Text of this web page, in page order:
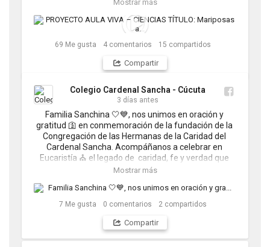
Isabella Bareño Báez
Isabella Díaz Arteaga
Kamila Andrea Pulido Parra
Mostrar más
69 Me gusta 4 comentarios 15 compartidos
Compartir
Colegio Cardenal Sancha - Cúcuta
3 días antes
Familia Sanchina 🤍💙, nos unimos en oración y
gratitud 🛐 en conmemoración de la fundación de la
Congregación de las Hermanas de la Caridad del
Cardenal Sancha. Acompáñanos a celebrar en
Eucaristía ⛪️ el legado de  caridad, fe y verdad que
nos inspira cada día💙🤍
#Sanchinosdecorazón
Mostrar más
7 Me gusta 0 comentarios 2 compartidos
Compartir